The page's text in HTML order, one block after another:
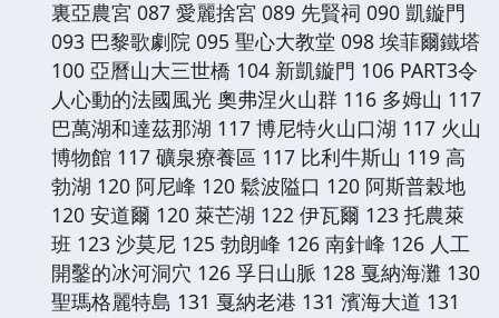
裏亞農宮 087 愛麗捨宮 089 先賢祠 090 凱鏇門
093 巴黎歌劇院 095 聖心大教堂 098 埃菲爾鐵塔
100 亞曆山大三世橋 104 新凱鏇門 106 PART3令
人心動的法國風光 奧弗涅火山群 116 多姆山 117
巴萬湖和達茲那湖 117 博尼特火山口湖 117 火山
博物館 117 礦泉療養區 117 比利牛斯山 119 高
勃湖 120 阿尼峰 120 鬆波隘口 120 阿斯普榖地
120 安道爾 120 萊芒湖 122 伊瓦爾 123 托農萊
班 123 沙莫尼 125 勃朗峰 126 南針峰 126 人工
開鑿的冰河洞穴 126 孚日山脈 128 戛納海灘 130
聖瑪格麗特島 131 戛納老港 131 濱海大道 131